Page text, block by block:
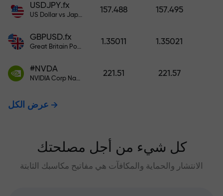
USDJPY.fx
US Dollar vs Japanese Yen
157.488 157.495
GBPUSD.fx
Great Britain Pound vs US Dollar
1.35011 1.35021
#NVDA
NVIDIA Corp Nasdaq Stock Exchange (Nasdaq) USD
221.51 221.57
عرض الكل
كل شيء من أجل مصلحتك
الانتشار والحماية والمكافآت هي مفاتيح مكاسبك الثابتة